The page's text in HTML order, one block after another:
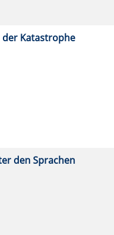
der Katastrophe
den Sprachen